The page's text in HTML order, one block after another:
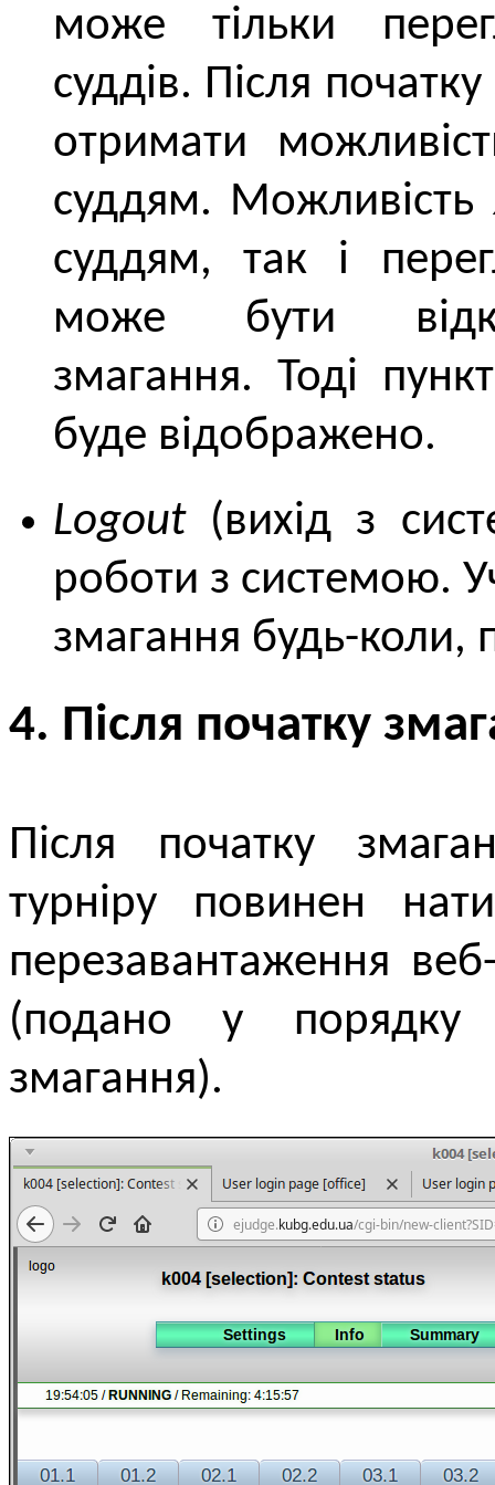
може тільки
суддів. Після
отримати
суддям. Можливість
суддям, так і
може бути
змагання. Тоді
буде відображено.
Logout(вихід з
роботи з системою.
змагання будь-коли,
4. Після початку
Після початку
турніру повинен
перезавантаження
(подано у порядку
змагання).